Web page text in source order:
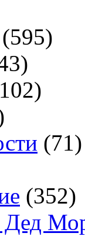
(595)
(71)
(352)